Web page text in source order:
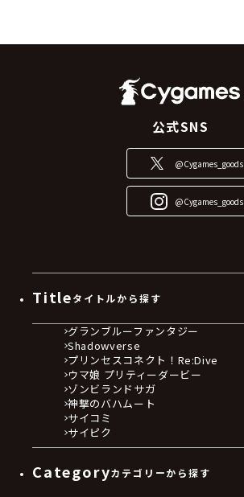
公式SNS
@Cygames_goods
@Cygames_goods
Titleタイトルから探す
グランブルーファンタジー
Shadowverse
プリンセスコネクト！Re:Dive
ウマ娘 プリティーダービー
ゾンビランドサガ
神撃のバハムート
サイコミ
サイピク
Categoryカテゴリーから探す